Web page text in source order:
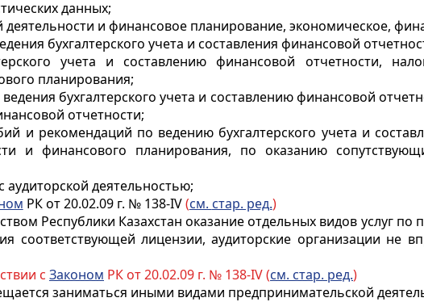
данных;
и финансовое планирование, экономическое,
бухгалтерского учета и составления финансовой
учета и составлению финансовой отчетности,
планирования;
бухгалтерского учета и составлению финансовой
отчетности;
и рекомендаций по ведению бухгалтерского учета и
и финансового планирования, по оказанию
аудиторской деятельностью;
РК от 20.02.09 г. № 138-IV(см. стар. ред.)
Республики Казахстан оказание отдельных видов услуг
соответствующей лицензии, аудиторские организации не
с Законом РК от 20.02.09 г. № 138-IV (см. стар. ред.)
заниматься иными видами предпринимательской